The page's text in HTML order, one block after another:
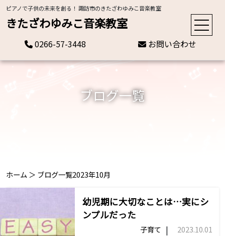
ピアノで子供の未来を創る！ 諏訪市のきたざわゆみこ音楽教室
きたざわゆみこ音楽教室
0266-57-3448 お問い合わせ
ブログ一覧
ホーム ＞ ブログ一覧2023年10月
幼児期に大切なことは…実にシ
ンプルだった
子育て | 2023.10.01